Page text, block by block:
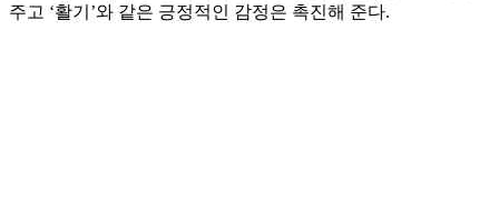
주고 ‘활기’와 같은 긍정적인 감정은 촉진해 준다.